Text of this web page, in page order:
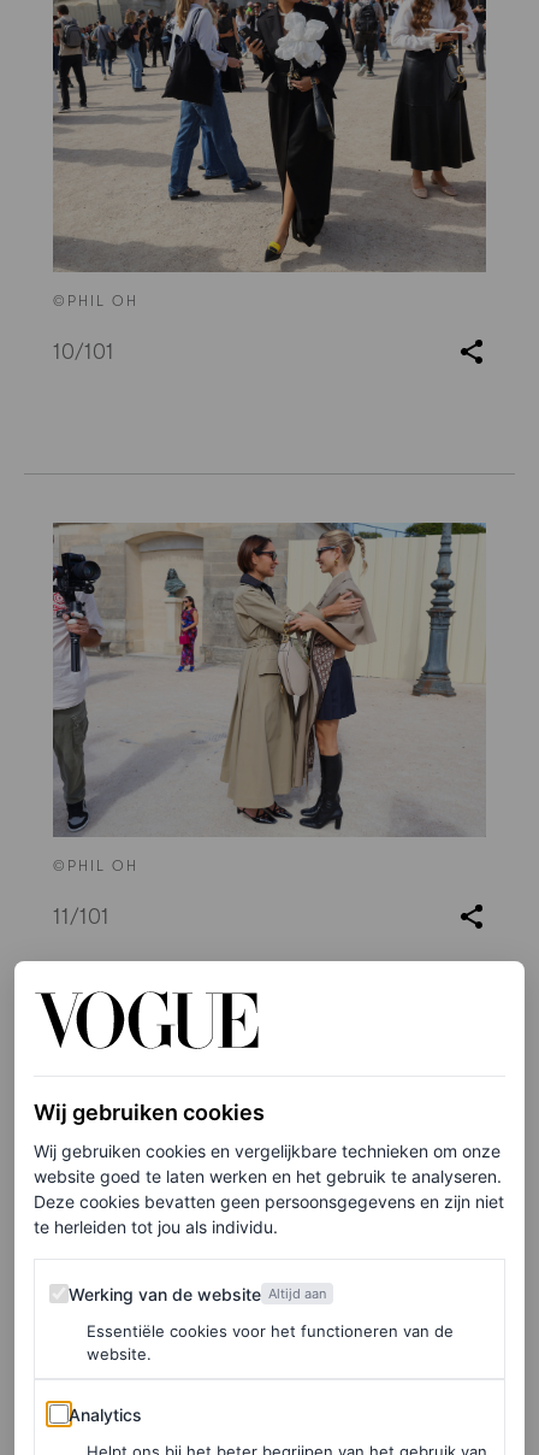
©PHIL OH
10/101
©PHIL OH
11/101
Wij gebruiken cookies
Wij gebruiken cookies en vergelijkbare technieken om onze
website goed te laten werken en het gebruik te analyseren.
Deze cookies bevatten geen persoonsgegevens en zijn niet
te herleiden tot jou als individu.
Werking van de website
Werking van de website Altijd aan
Essentiële cookies voor het functioneren van de
website.
Analytics
Analytics